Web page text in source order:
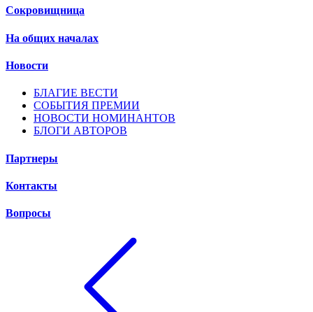
Сокровищница
На общих началах
Новости
БЛАГИЕ ВЕСТИ
СОБЫТИЯ ПРЕМИИ
НОВОСТИ НОМИНАНТОВ
БЛОГИ АВТОРОВ
Партнеры
Контакты
Вопросы